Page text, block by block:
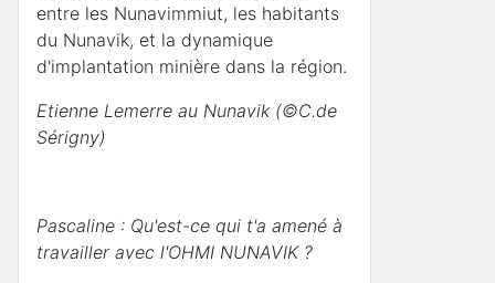
entre les Nunavimmiut, les habitants
du Nunavik, et la dynamique
d'implantation minière dans la région.
Etienne Lemerre au Nunavik (©C.de
Sérigny)
Pascaline : Qu'est-ce qui t'a amené à
travailler avec l'OHMI NUNAVIK ?